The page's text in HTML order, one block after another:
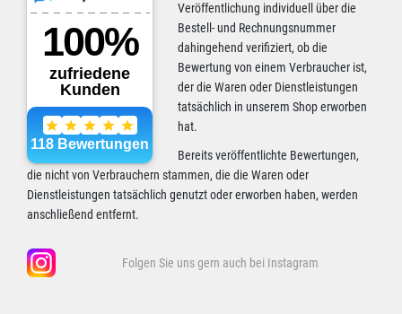
Veröffentlichung individuell über die
Bestell- und Rechnungsnummer
dahingehend verifiziert, ob die
Bewertung von einem Verbraucher ist,
der die Waren oder Dienstleistungen
tatsächlich in unserem Shop erworben
hat.
Bereits veröffentlichte Bewertungen,
die nicht von Verbrauchern stammen, die die Waren oder
Dienstleistungen tatsächlich genutzt oder erworben haben, werden
anschließend entfernt.
Folgen Sie uns gern auch bei Instagram